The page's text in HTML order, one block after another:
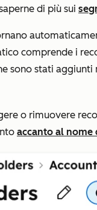
di più sui
comprende i
sono stati aggiunti
o rimuovere
accanto al nome